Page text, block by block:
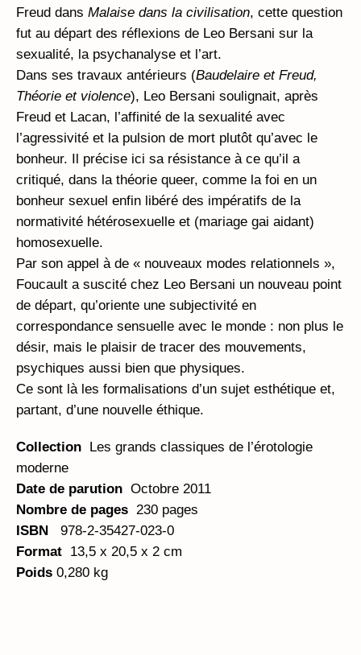
Freud dans Malaise dans la civilisation, cette question
fut au départ des réflexions de Leo Bersani sur la
sexualité, la psychanalyse et l’art.
Dans ses travaux antérieurs (Baudelaire et Freud,
Théorie et violence), Leo Bersani soulignait, après
Freud et Lacan, l’affinité de la sexualité avec
l’agressivité et la pulsion de mort plutôt qu’avec le
bonheur. Il précise ici sa résistance à ce qu’il a
critiqué, dans la théorie queer, comme la foi en un
bonheur sexuel enfin libéré des impératifs de la
normativité hétérosexuelle et (mariage gai aidant)
homosexuelle.
Par son appel à de « nouveaux modes relationnels »,
Foucault a suscité chez Leo Bersani un nouveau point
de départ, qu’oriente une subjectivité en
correspondance sensuelle avec le monde : non plus le
désir, mais le plaisir de tracer des mouvements,
psychiques aussi bien que physiques.
Ce sont là les formalisations d’un sujet esthétique et,
partant, d’une nouvelle éthique.
Collection Les grands classiques de l’érotologie
moderne
Date de parution Octobre 2011
Nombre de pages 230 pages
ISBN 978-2-35427-023-0
Format 13,5 x 20,5 x 2 cm
Poids 0,280 kg